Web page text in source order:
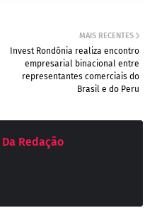
MAIS RECENTES
Invest Rondônia realiza encontro
empresarial binacional entre
representantes comerciais do
Brasil e do Peru
Da Redação